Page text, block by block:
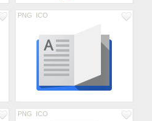
PNG ICO
PNG ICO